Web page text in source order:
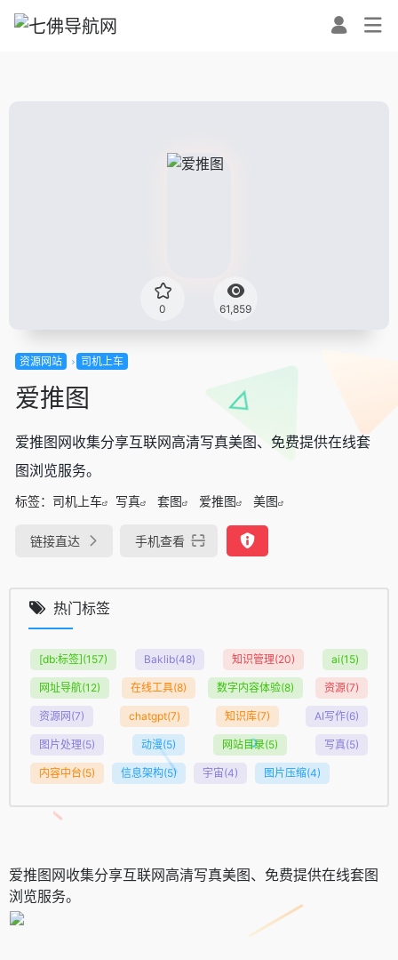
0 61,859
资源网站 司机上车
爱推图
爱推图网收集分享互联网高清写真美图、免费提供在线套
图浏览服务。
标签： 司机上车 写真 套图 爱推图 美图
链接直达 手机查看
热门标签
[db:标签](157) Baklib(48) 知识管理(20) ai(15)
网址导航(12) 在线工具(8) 数字内容体验(8) 资源(7)
资源网 (7) chatgpt(7) 知识库(7) AI写作(6)
图片处理(5) 动漫(5) 网站目录(5) 写真(5)
内容中台(5) 信息架构(5) 宇宙(4) 图片压缩(4)
爱推图网收集分享互联网高清写真美图、免费提供在线套图
浏览服务。